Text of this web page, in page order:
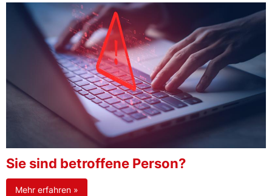
Sie sind betroffene Person?
Mehr erfahren »